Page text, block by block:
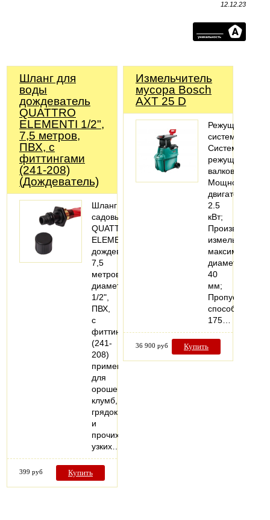
12.12.23
Шланг для
воды
дождеватель
QUATTRO
ELEMENTI 1/2",
7,5 метров,
ПВХ, с
фиттингами
(241-208)
(Дождеватель)
Шланг
садовый
QUATTRO
ELEMENTI
дождеватель
7,5
метров,
диаметр
1/2",
ПВХ,
с
фиттингами
(241-
208)
применяется
для
орошения
клумб,
грядок
и
прочих
узких…
399 руб Купить
Измельчитель
мусора Bosch
AXT 25 D
Режущая
система
Система
режущих
валков;
Мощность
двигателя
2.5
кВт;
измельчения
максимальный
диаметр
40
мм;
Пропускная
способность
175…
36 900 руб Купить